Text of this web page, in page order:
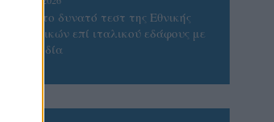
Πρώτο δυνατό τεστ της Εθνικής
Γυναικών επί ιταλικού εδάφους με
Σουηδία